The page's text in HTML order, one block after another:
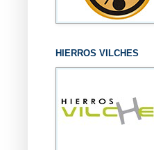
HIERROS VILCHES